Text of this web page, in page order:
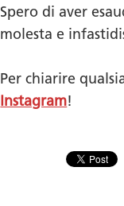
Spero di aver
molesta e
Per chiarire
Instagram!